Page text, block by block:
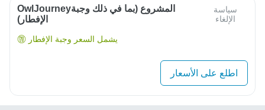
OwlJourneyالمشروع (بما في ذلك وجبة
الإفطار)
سياسة
الإلغاء
يشمل السعر وجبة الإفطار
اطلع على الأسعار